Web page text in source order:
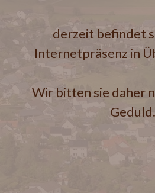
derzeit befindet
Internetpräsenz in
Wir bitten sie daher
Geduld.